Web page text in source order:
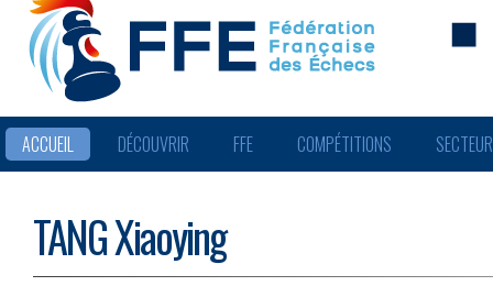
ACCUEIL DÉCOUVRIR FFE COMPÉTITIONS
TANG Xiaoying